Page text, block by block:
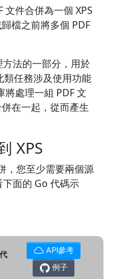
件合併為一個 XPS
檔之前將多個 PDF
法的一部分，用於
類任務涉及使用功能
將處理一組 PDF 文
在一起，從而產生
XPS
，您至少需要兩個源
面的 Go 代碼示
API參考
例子